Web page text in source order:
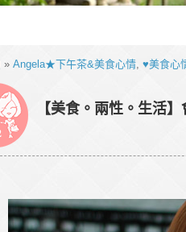
» Angela★下午茶&美食心情, ♥美食心
【美食。兩性。生活